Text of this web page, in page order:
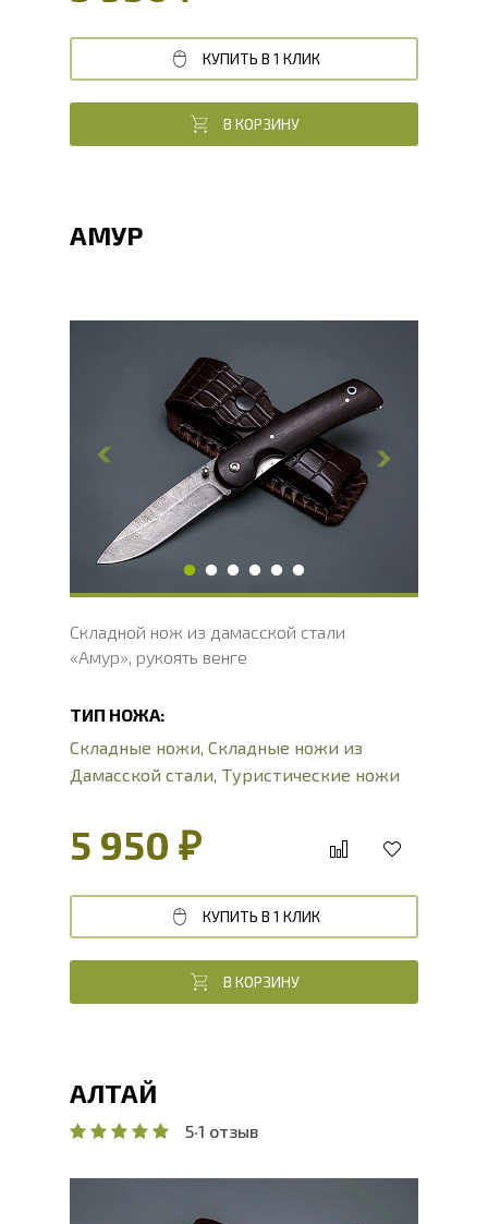
КУПИТЬ В 1 КЛИК
В КОРЗИНУ
АМУР
Общая длина, мм
226.8
Длина клинка, мм
97.6
Ширина клинка, мм
Толщина обуха, мм
Ширина рукояти, мм
26.5
Длина рукояти, мм
129.2
Толщина рукояти, мм
Твердость клинка, HRC
60 - 62 HRC
Складной нож из дамасской стали
«Амур», рукоять венге
ТИП НОЖА:
Складные ножи, Складные ножи из
Дамасской стали, Туристические ножи
5 950 ₽
КУПИТЬ В 1 КЛИК
В КОРЗИНУ
АЛТАЙ
5·1 отзыв